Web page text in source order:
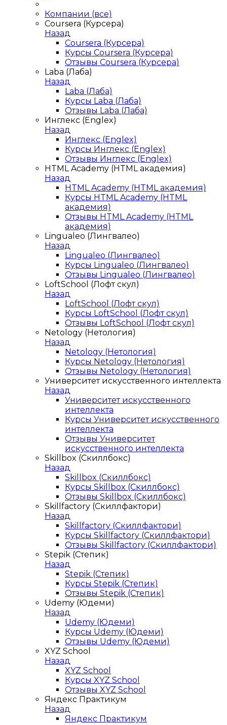
Компании (все)
Coursera (Курсера)
Назад
Coursera (Курсера)
Курсы Coursera (Курсера)
Отзывы Coursera (Курсера)
Laba (Лаба)
Назад
Laba (Лаба)
Курсы Laba (Лаба)
Отзывы Laba (Лаба)
Инглекс (Englex)
Назад
Инглекс (Englex)
Курсы Инглекс (Englex)
Отзывы Инглекс (Englex)
HTML Academy (HTML академия)
Назад
HTML Academy (HTML академия)
Курсы HTML Academy (HTML
академия)
Отзывы HTML Academy (HTML
академия)
Lingualeo (Лингвалео)
Назад
Lingualeo (Лингвалео)
Курсы Lingualeo (Лингвалео)
Отзывы Lingualeo (Лингвалео)
LoftSchool (Лофт скул)
Назад
LoftSchool (Лофт скул)
Курсы LoftSchool (Лофт скул)
Отзывы LoftSchool (Лофт скул)
Netology (Нетология)
Назад
Netology (Нетология)
Курсы Netology (Нетология)
Отзывы Netology (Нетология)
Университет искусственного интеллекта
Назад
Университет искусственного
интеллекта
Курсы Университет искусственного
интеллекта
Отзывы Университет
искусственного интеллекта
Skillbox (Скиллбокс)
Назад
Skillbox (Скиллбокс)
Курсы Skillbox (Скиллбокс)
Отзывы Skillbox (Скиллбокс)
Skillfactory (Скиллфактори)
Назад
Skillfactory (Скиллфактори)
Курсы Skillfactory (Скиллфактори)
Отзывы Skillfactory (Скиллфактори)
Stepik (Степик)
Назад
Stepik (Степик)
Курсы Stepik (Степик)
Отзывы Stepik (Степик)
Udemy (Юдеми)
Назад
Udemy (Юдеми)
Курсы Udemy (Юдеми)
Отзывы Udemy (Юдеми)
XYZ School
Назад
XYZ School
Курсы XYZ School
Отзывы XYZ School
Яндекс Практикум
Назад
Яндекс Практикум